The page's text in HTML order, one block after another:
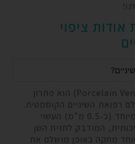
ציפוי
ציפוי חרסינה (Porcelain Veneers) הוא פתרון
רפואת השיניים הקוסמטית.
מדובר בציפוי דק במיוחד (כ-0.5 מ"מ) העשוי
המודבק לחזית השן
מחקה באופן מושלם את